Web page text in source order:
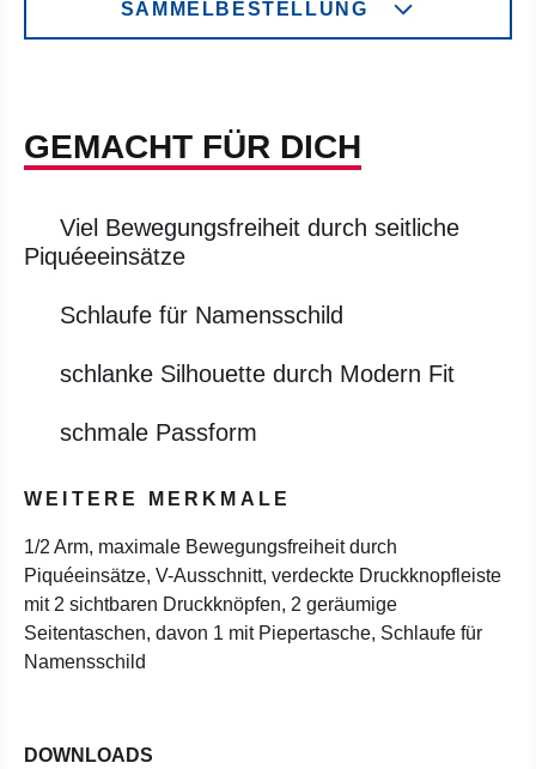
SAMMELBESTELLUNG
GEMACHT FÜR DICH
Viel Bewegungsfreiheit durch seitliche
Piquéeeinsätze
Schlaufe für Namensschild
schlanke Silhouette durch Modern Fit
schmale Passform
WEITERE MERKMALE
1/2 Arm, maximale Bewegungsfreiheit durch
Piquéeinsätze, V-Ausschnitt, verdeckte Druckknopfleiste
mit 2 sichtbaren Druckknöpfen, 2 geräumige
Seitentaschen, davon 1 mit Piepertasche, Schlaufe für
Namensschild
DOWNLOADS